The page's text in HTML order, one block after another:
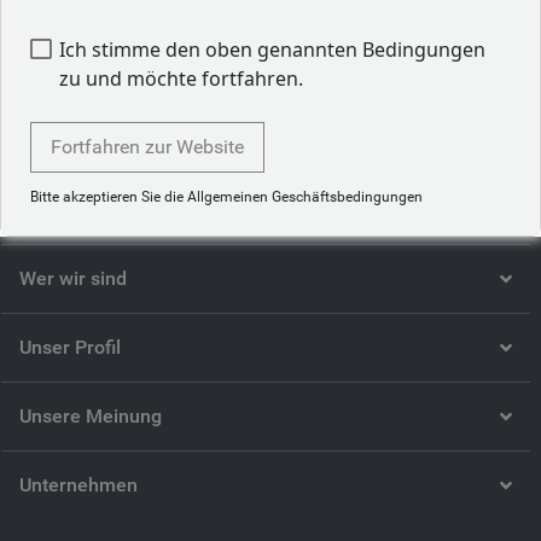
Bernard Lyon 1.
Wer wir sind
Unser Profil
Unsere Meinung
Unternehmen
Ich stimme den oben genannten Bedingungen
zu und möchte fortfahren.
Fortfahren zur Website
Bitte akzeptieren Sie die Allgemeinen Geschäftsbedingungen